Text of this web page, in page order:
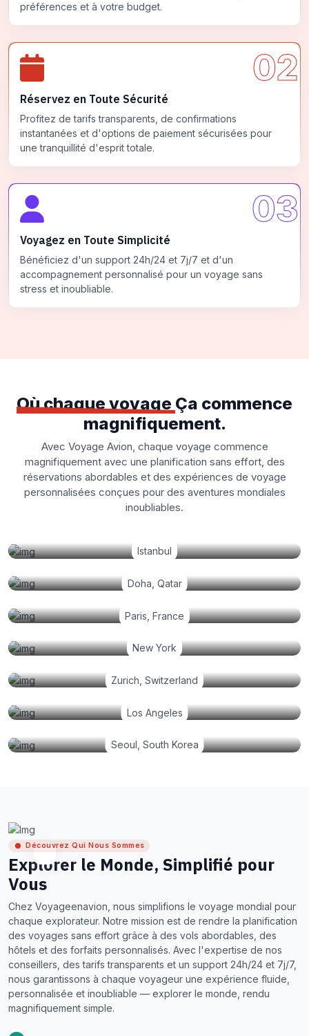
préférences et à votre budget.
02
Réservez en Toute Sécurité
Profitez de tarifs transparents, de confirmations
instantanées et d'options de paiement sécurisées pour
une tranquillité d'esprit totale.
03
Voyagez en Toute Simplicité
Bénéficiez d'un support 24h/24 et 7j/7 et d'un
accompagnement personnalisé pour un voyage sans
stress et inoubliable.
Où chaque voyage Ça commence
magnifiquement.
Avec Voyage Avion, chaque voyage commence
magnifiquement avec une planification sans effort, des
réservations abordables et des expériences de voyage
personnalisées conçues pour des aventures mondiales
inoubliables.
Istanbul
Doha, Qatar
Paris, France
New York
Zurich, Switzerland
Los Angeles
Seoul, South Korea
Découvrez Qui Nous Sommes
Explorer le Monde, Simplifié pour
Vous
Chez Voyageenavion, nous simplifions le voyage mondial pour
chaque explorateur. Notre mission est de rendre la planification
des voyages sans effort grâce à des vols abordables, des
hôtels et des forfaits personnalisés. Avec l'expertise de nos
conseillers, des tarifs transparents et un support 24h/24 et 7j/7,
nous garantissons à chaque voyageur une expérience fluide,
personnalisée et inoubliable — explorer le monde, rendu
magnifiquement simple.